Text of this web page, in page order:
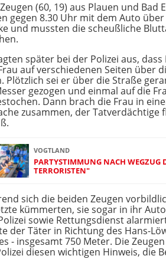
(60, 19) aus Plauen und Bad
gegen 8.30 Uhr mit dem Auto
und mussten die scheußliche
später bei der Polizei aus, dass
auf verschiedenen Seiten über
Plötzlich sei er über die Straße
gezogen und einmal auf die
Dann brach die Frau in
zusammen, der Tatverdächtige
VOGTLAND
PARTYSTIMMUNG NACH WEGZUG
TERRORISTEN"
sich die beiden Zeugen
kümmerten, sie sogar in ihr
sowie Rettungsdienst
der Täter in Richtung des Hans-
- insgesamt 750 Meter. Die
diesen wichtigen Hinweis, die